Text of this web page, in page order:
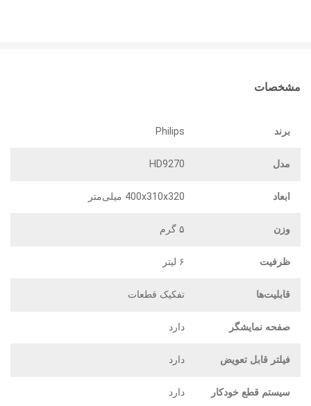
مشخصات
برند Philips
مدل HD9270
ابعاد 400x310x320 میلی‌متر
وزن ۵ گرم
ظرفیت ۶ لیتر
قابلیت‌ها تفکیک قطعات
صفحه نمایشگر دارد
فیلتر قابل تعویض دارد
سیستم قطع خودکار دارد